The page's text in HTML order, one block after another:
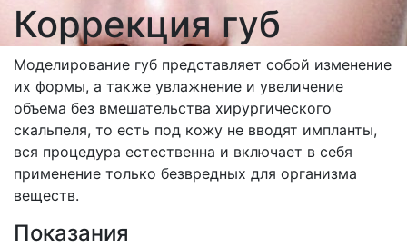
Коррекция губ
Моделирование губ представляет собой изменение
их формы, а также увлажнение и увеличение
объема без вмешательства хирургического
скальпеля, то есть под кожу не вводят импланты,
вся процедура естественна и включает в себя
применение только безвредных для организма
веществ.
Показания